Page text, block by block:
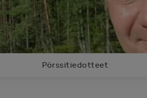
Pörssitiedotteet